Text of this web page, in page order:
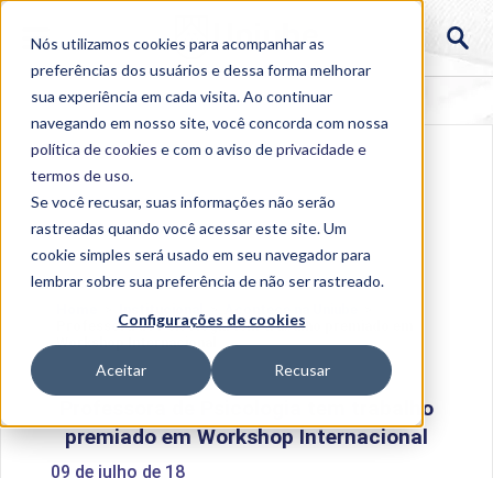
Nós utilizamos cookies para acompanhar as
preferências dos usuários e dessa forma melhorar
sua experiência em cada visita. Ao continuar
navegando em nosso site, você concorda com nossa
política de cookies e com o aviso deprivacidade e
termos de uso.
Se você recusar, suas informações não serão
rastreadas quando você acessar este site. Um
cookie simples será usado em seu navegador para
lembrar sobre sua preferência de não ser rastreado.
Configurações de cookies
Aceitar Recusar
Professora de Psicologia tem trabalho premiado em
Workshop Internacional
Professora de Psicologia tem trabalho
premiado em Workshop Internacional
09 de julho de 18